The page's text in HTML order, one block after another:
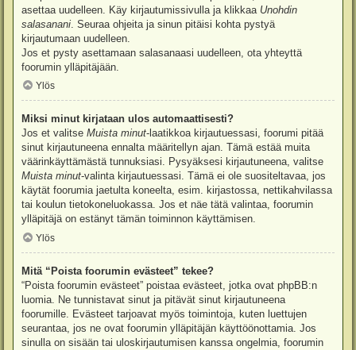
asettaa uudelleen. Käy kirjautumissivulla ja klikkaa Unohdin
salasanani . Seuraa ohjeita ja sinun pitäisi kohta pystyä
kirjautumaan uudelleen.
Jos et pysty asettamaan salasanaasi uudelleen, ota yhteyttä
foorumin ylläpitäjään.
Ylös
Miksi minut kirjataan ulos automaattisesti?
Jos et valitse Muista minut-laatikkoa kirjautuessasi, foorumi pitää
sinut kirjautuneena ennalta määritellyn ajan. Tämä estää muita
väärinkäyttämästä tunnuksiasi. Pysyäksesi kirjautuneena, valitse
Muista minut-valinta kirjautuessasi. Tämä ei ole suositeltavaa, jos
käytät foorumia jaetulta koneelta, esim. kirjastossa, nettikahvilassa
tai koulun tietokoneluokassa. Jos et näe tätä valintaa, foorumin
ylläpitäjä on estänyt tämän toiminnon käyttämisen.
Ylös
Mitä “Poista foorumin evästeet” tekee?
“Poista foorumin evästeet” poistaa evästeet, jotka ovat phpBB:n
luomia. Ne tunnistavat sinut ja pitävät sinut kirjautuneena
foorumille. Evästeet tarjoavat myös toimintoja, kuten luettujen
seurantaa, jos ne ovat foorumin ylläpitäjän käyttöönottamia. Jos
sinulla on sisään tai uloskirjautumisen kanssa ongelmia, foorumin